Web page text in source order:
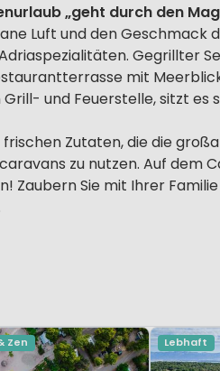
„geht durch den
Luft und den Geschmack
Gegrillter
mit
und Feuerstelle, sitzt es
Zutaten, die die
zu nutzen. Auf dem
Zaubern Sie mit Ihrer
Zen Lebhaft